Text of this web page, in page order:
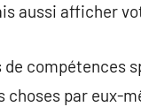
aussi afficher
compétences
par eux-